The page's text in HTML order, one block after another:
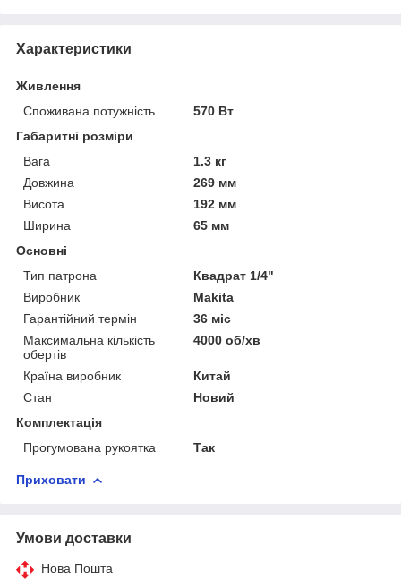
Характеристики
Живлення
Споживана потужність
570 Вт
Габаритні розміри
Вага
1.3 кг
Довжина
269 мм
Висота
192 мм
Ширина
65 мм
Основні
Тип патрона
Квадрат 1/4"
Виробник
Makita
Гарантійний термін
36 міс
Максимальна кількість
обертів
4000 об/хв
Країна виробник
Китай
Стан
Новий
Комплектація
Прогумована рукоятка
Так
Приховати
Умови доставки
Нова Пошта